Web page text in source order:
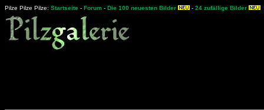
Pilze Pilze Pilze: Startseite - Forum - Die 100 neuesten Bilder - 24 zufällige Bilder